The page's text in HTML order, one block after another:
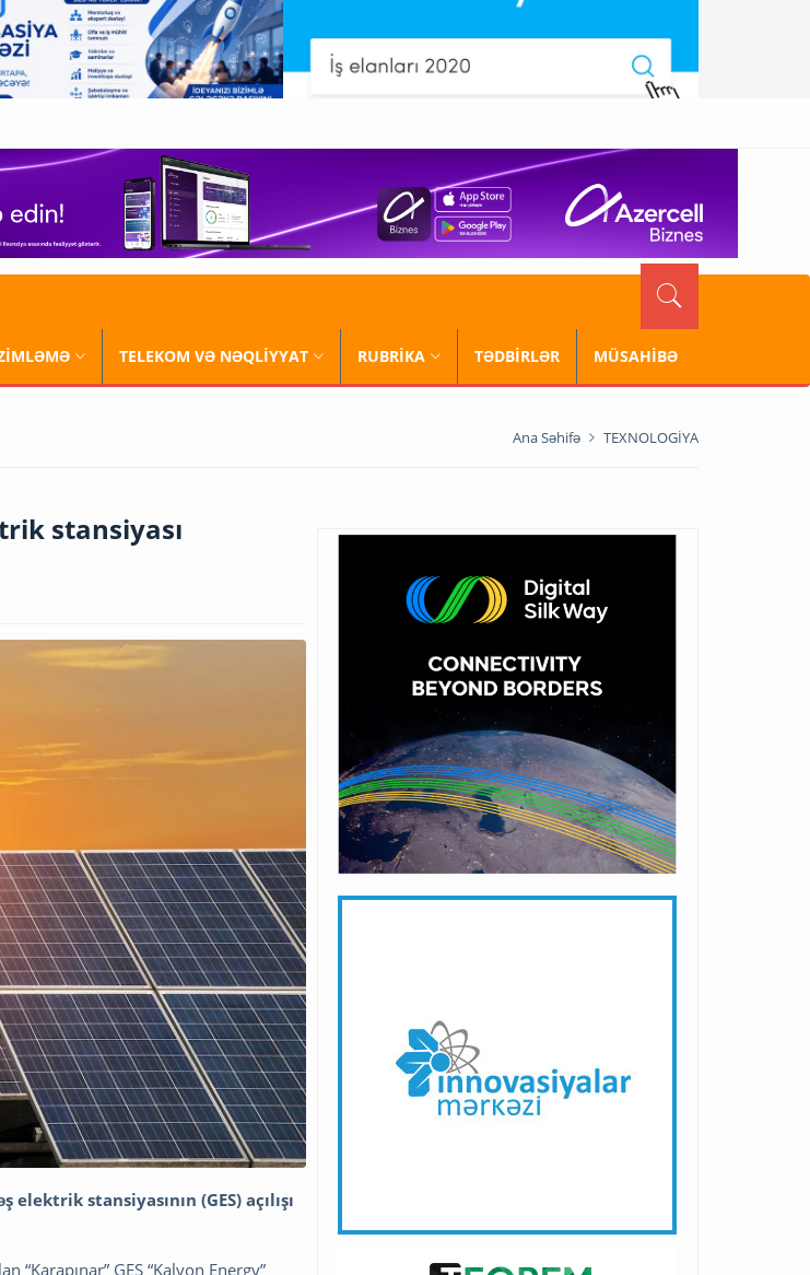
TELEKOM VƏ NƏQLİYYAT RUBRİKA TƏDBİRLƏR MÜSAHİBƏ
Ana Səhifə TEXNOLOGİYA
stansiyası
stansiyasının (GES) açılışı
GES “Kalyon Energy”